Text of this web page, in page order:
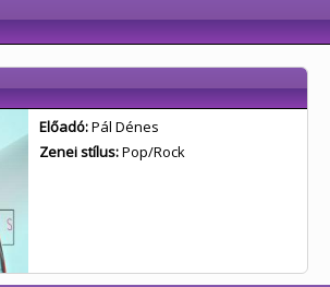
Előadó:Pál Dénes
Zenei stílus:Pop/Rock